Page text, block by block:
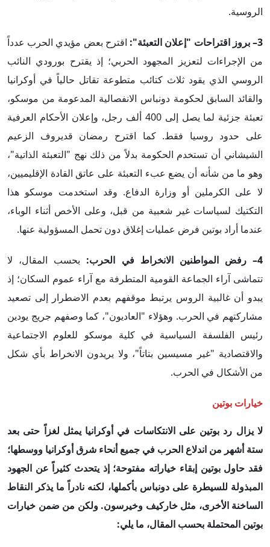
الروسية.
3– بروز اقتراحات "إعلان التعبئة":
اقترح بعض مؤيدي الحرب عدداً
من الإجراءات لتعزيز المجهود الحربي؛ إذ يقترح بورودي النائب
الروسي الذي يقود ثلاث كتائب متطوعة تقاتل حالياً في أوكرانيا
والقائد السابق لحكومة دونباس الانفصالية المدعومة من موسكو،
تعبئة جزئية لما يصل إلى 400 ألف رجل، وإعلان الأحكام العرفية
على حدود روسيا فقط. كما اقترح رمضان قديروف الزعيم
الشيشاني أن تستخدم الحكومة بدلاً من ذلك نهج "التعبئة الذاتية"،
وهو ما من شأنه أن يضع عبء التعبئة على عاتق القادة الإقليميين،
لا على الكرملين أو وزارة الدفاع. وقد استخدمت موسكو هذا
التكتيك لسياسات غير شعبية من قبل، وعلى الأخص أثناء الوباء،
عندما أراد بوتين فرض عمليات إغلاق دون تحمل المسؤولية عنها.
4– رفض المواطنين الانخراط في الحرب:
بحسب المقال، لا
تتماشى آراء الجماعة القومية المتطرفة مع آراء عموم السكان؛ إذ
يبدو أن غالبية الروس يرتبط موقفهم بعدم الاضطرار إلى تصعيد
مشاركتهم في الحرب. وهؤلاء "العاديون"، كما وصفهم جريج يودين
رئيس الفلسفة السياسية في كلية موسكو للعلوم الاجتماعية
والاقتصادية "غير مسيسين بتاتاً"، ولا يريدون الانخراط بأي شكل
من الأشكال في الحرب.
خيارات بوتين
لا يزال رد بوتين على الانتكاسات في أوكرانيا يمثل لغزاً حتى بعد
ستة أشهر من اندلاع الحرب في جميع أنحاء شرق أوكرانيا ووسطها؛
فقد حاول بوتين إبقاء خياراته مفتوحة؛ إذ يتحدث كثيراً عن الجهود
المبذولة للسيطرة على دونباس بأكملها، لكنه نادراً ما يذكر النقاط
الساخنة الأخرى، مثل خاركيف وخيرسون. ولكن من ضمن خيارات
بوتين المحتملة بحسب المقال، ما يلي: